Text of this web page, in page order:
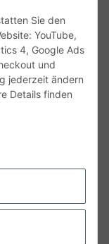
Sie den
YouTube,
4, Google Ads
und
jederzeit ändern
Details finden
oder spezielle
Sie sich bitte an
Artikel können